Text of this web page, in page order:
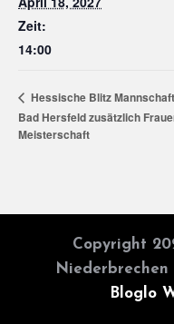
Zeit:
14:00
Hessische Blitz
Bad Hersfeld zusätzlich
Meisterschaft
Copyright
Niederbrechen
Bloglo